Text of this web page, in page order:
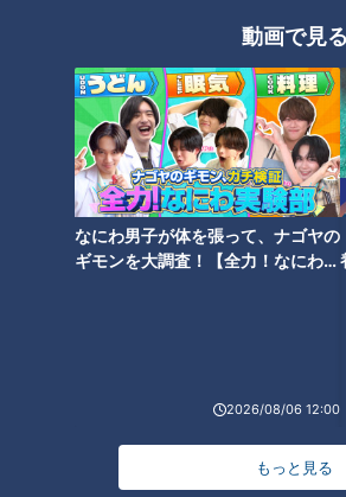
動画で見る
なにわ男子が体を張って、ナゴヤの
ギモンを大調査！【全力！なにわ実
2026/08/06 12:00
もっと見る
オススメ関連コンテンツ